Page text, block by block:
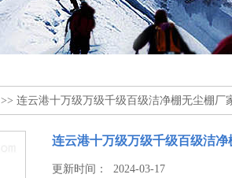
>> 连云港十万级万级千级百级洁净棚无尘棚厂
连云港十万级万级千级百级洁净
更新时间： 2024-03-17